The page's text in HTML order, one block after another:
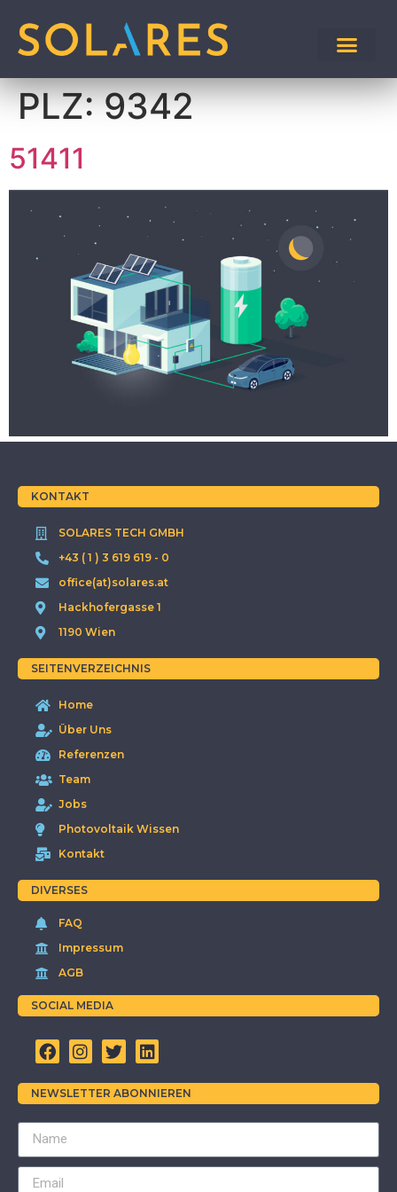
PLZ:9342
51411
KONTAKT
SOLARES TECH GMBH
+43 ( 1 ) 3 619 619 - 0
office(at)solares.at
Hackhofergasse 1
1190 Wien
SEITENVERZEICHNIS
Home
Über Uns
Referenzen
Team
Jobs
Photovoltaik Wissen
Kontakt
DIVERSES
FAQ
Impressum
AGB
SOCIAL MEDIA
NEWSLETTER ABONNIEREN